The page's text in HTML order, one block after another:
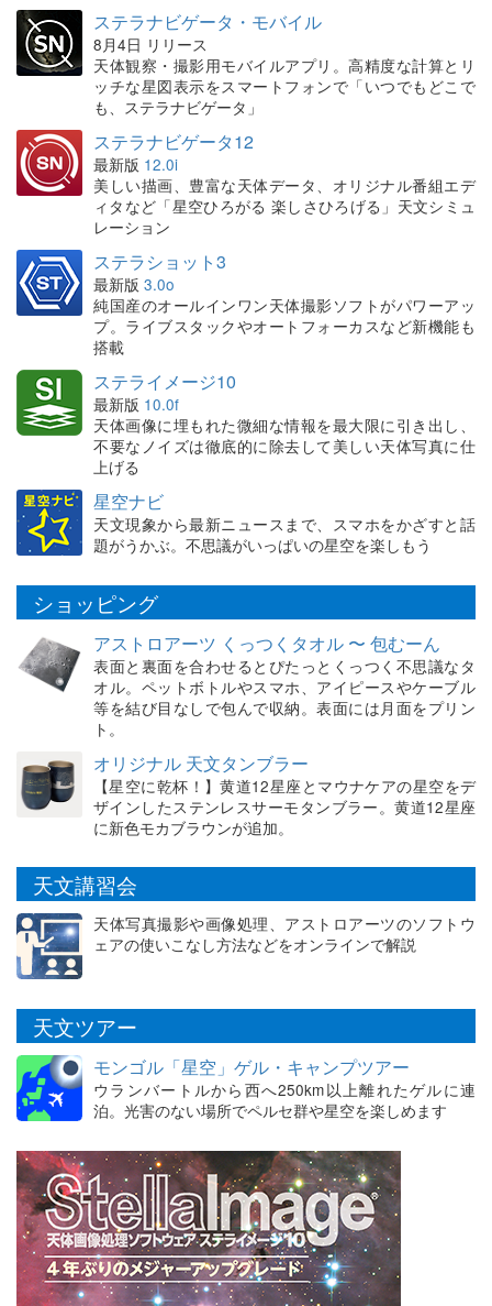
ステラナビゲータ・モバイル
8月4日 リリース
天体観察・撮影用モバイルアプリ。高精度な計算とリ
ッチな星図表示をスマートフォンで「いつでもどこで
も、ステラナビゲータ」
ステラナビゲータ12
最新版 12.0i
美しい描画、豊富な天体データ、オリジナル番組エデ
ィタなど「星空ひろがる 楽しさひろげる」天文シミュ
レーション
ステラショット3
最新版 3.0o
純国産のオールインワン天体撮影ソフトがパワーアッ
プ。ライブスタックやオートフォーカスなど新機能も
搭載
ステライメージ10
最新版 10.0f
天体画像に埋もれた微細な情報を最大限に引き出し、
不要なノイズは徹底的に除去して美しい天体写真に仕
上げる
星空ナビ
天文現象から最新ニュースまで、スマホをかざすと話
題がうかぶ。不思議がいっぱいの星空を楽しもう
ショッピング
アストロアーツ くっつくタオル 〜 包むーん
表面と裏面を合わせるとぴたっとくっつく不思議なタ
オル。ペットボトルやスマホ、アイピースやケーブル
等を結び目なしで包んで収納。表面には月面をプリン
ト。
オリジナル 天文タンブラー
【星空に乾杯！】黄道12星座とマウナケアの星空をデ
ザインしたステンレスサーモタンブラー。黄道12星座
に新色モカブラウンが追加。
天文講習会
天体写真撮影や画像処理、アストロアーツのソフトウ
ェアの使いこなし方法などをオンラインで解説
天文ツアー
モンゴル「星空」ゲル・キャンプツアー
ウランバートルから西へ250km以上離れたゲルに連
泊。光害のない場所でペルセ群や星空を楽しめます